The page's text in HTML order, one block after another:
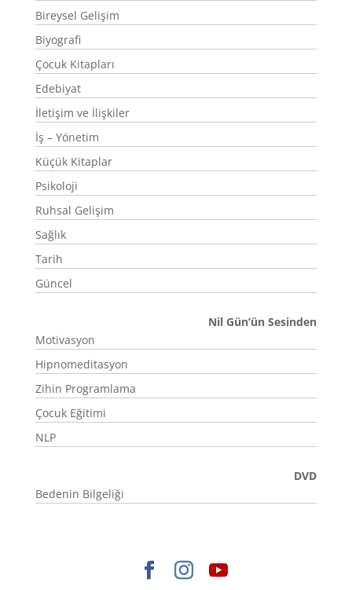
Bireysel Gelişim
Biyografi
Çocuk Kitapları
Edebiyat
İletişim ve İlişkiler
İş – Yönetim
Küçük Kitaplar
Psikoloji
Ruhsal Gelişim
Sağlık
Tarih
Güncel
Nil Gün’ün Sesinden
Motivasyon
Hipnomeditasyon
Zihin Programlama
Çocuk Eğitimi
NLP
DVD
Bedenin Bilgeliği